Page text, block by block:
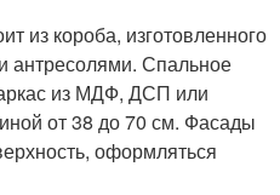
из короба, изготовленного
антресолями. Спальное
из МДФ, ДСП или
от 38 до 70 см. Фасады
оформляться